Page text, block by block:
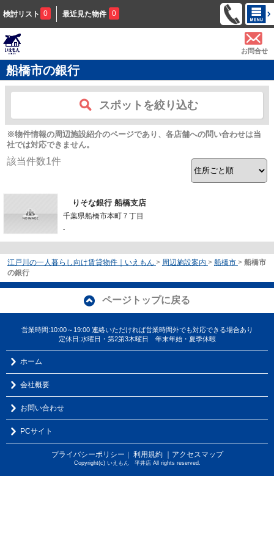
検討リスト 0 最近見た物件 0
お問合せ
船橋市の銀行
スポットを絞り込む
※物件情報の周辺施設紹介のページであり、各店舗への問い合わせは当
社では対応できません。
該当件数1件
りそな銀行 船橋支店
千葉県船橋市本町７丁目
-
江戸川の一人暮らし向け賃貸物件｜いえもん > 周辺施設案内 > 船橋市 > 船橋市
の銀行
ページトップに戻る
営業時間:10:00～19:00 連絡いただければ営業時間外でも対応できる場合あり
定休日:水曜日・第2第3木曜日 年末年始・夏季休暇
ホーム
会社概要
お問い合わせ
PCサイト
プライバシーポリシー ｜ 利用規約 ｜アクセスマップ
Copyright(c) いえもん 平井店 All rights reserved.